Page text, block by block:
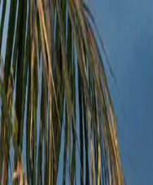
Menú
Navegar
Comprar